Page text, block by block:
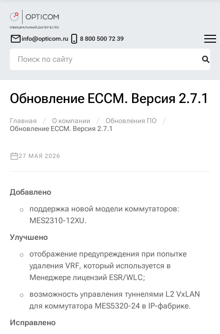
info@opticom.ru 8 800 500 72 39
Обновление ECCM. Версия 2.7.1
Главная О компании
Обновления ПО
Обновление ECCM. Версия 2.7.1
27 МАЯ 2026
Добавлено
поддержка новой модели коммутаторов:
MES2310-12XU.
Улучшено
отображение предупреждения при попытке
удаления VRF, который используется в
Менеджере лицензий ESR/WLC;
возможность управления туннелями L2 VxLAN
для коммутатора MES5320-24 в IP-фабрике.
Исправлено